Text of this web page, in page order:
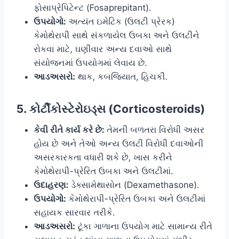
ફોસાપ્રેપિટેન્ટ (Fosaprepitant).
ઉપયોગો: અત્યંત ઇમેટિક (ઉલટી પ્રેરક)
કેમોથેરાપી સાથે સંકળાયેલ ઉબકા અને ઉલટીને
રોકવા માટે, ઘણીવાર અન્ય દવાઓ સાથે
સંયોજનમાં ઉપયોગમાં લેવાય છે.
આડઅસરો: થાક, કબજિયાત, હિચકી.
5. કોર્ટીકોસ્ટેરોઇડ્સ (Corticosteroids)
કેવી રીતે કાર્ય કરે છે: તેમની બળતરા વિરોધી અસર
હોય છે અને તેઓ અન્ય ઉલટી વિરોધી દવાઓની
અસરકારકતા વધારી શકે છે, ખાસ કરીને
કેમોથેરાપી-પ્રેરિત ઉબકા અને ઉલટીમાં.
ઉદાહરણ: ડેક્સામેથાસોન (Dexamethasone).
ઉપયોગો: કેમોથેરાપી-પ્રેરિત ઉબકા અને ઉલટીમાં
સહાયક સારવાર તરીકે.
આડઅસરો: ટૂંકા ગાળાના ઉપયોગ માટે સામાન્ય રીતે